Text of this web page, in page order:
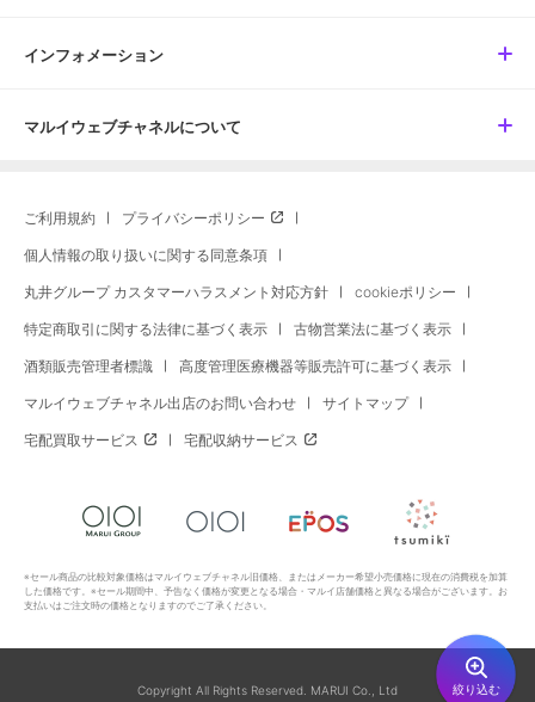
インフォメーション
マルイウェブチャネルについて
ご利用規約 プライバシーポリシー
個人情報の取り扱いに関する同意条項
丸井グループ カスタマーハラスメント対応方針 cookieポリシー
特定商取引に関する法律に基づく表示 古物営業法に基づく表示
酒類販売管理者標識 高度管理医療機器等販売許可に基づく表示
マルイウェブチャネル出店のお問い合わせ サイトマップ
宅配買取サービス 宅配収納サービス
※セール商品の比較対象価格はマルイウェブチャネル旧価格、またはメーカー希望小売価格に現在の消費税を加算
した価格です。※セール期間中、予告なく価格が変更となる場合・マルイ店舗価格と異なる場合がございます。お
支払いはご注文時の価格となりますのでご了承ください。
Copyright All Rights Reserved. MARUI Co., Ltd 絞り込む